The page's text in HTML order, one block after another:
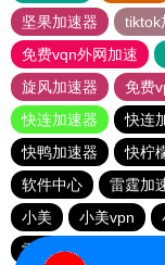
坚果加速器
tiktok
免费vqn外网加速
旋风加速器
免费
快连加速器
快连
快鸭加速器
快柠
软件中心
雷霆加
小美
小美vpn
雷霆加速版ins